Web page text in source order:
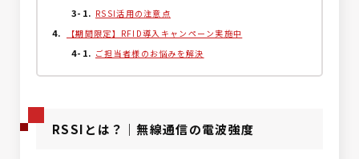
RSSI活用の注意点
【期間限定】RFID導入キャンペーン実施中
ご担当者様のお悩みを解決
RSSIとは？｜無線通信の電波強度